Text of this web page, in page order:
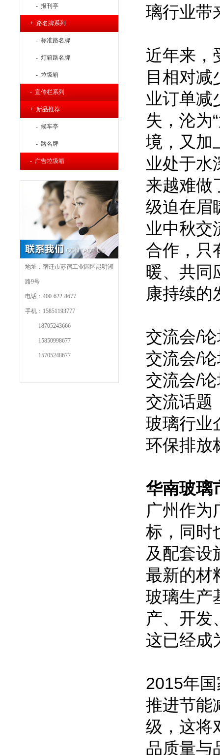
- 报刊亭
+ 路名牌系列
- 标准路名牌
- 灯箱路名牌
- 垃圾箱
- 宣传栏系列
+ 新品推荐
- 候车亭
- 路名牌
- 广告垃圾箱
地址：宿迁市苏宿工业园区昆明湖
路9号
电话：400-622-8677
手机：15851193777
18705243666
15850998677
15705248677
璃行业带
近年来，
目相对减
业订单减
失，沦为
境，又加
业处于水
来越难做
级迫在眉
业中秋交
合作，只
暖、共同
康持续的
交流会/
交流会/
交流会/
交流话题
玻璃行业
环保排放
华南玻璃
广州作为
标，同时
及配套设
最新的材
玻璃生产
产、开发
这已经成
2015年
推进节能
级，这将
品质量与